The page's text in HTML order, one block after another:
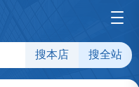
搜本店 搜全站